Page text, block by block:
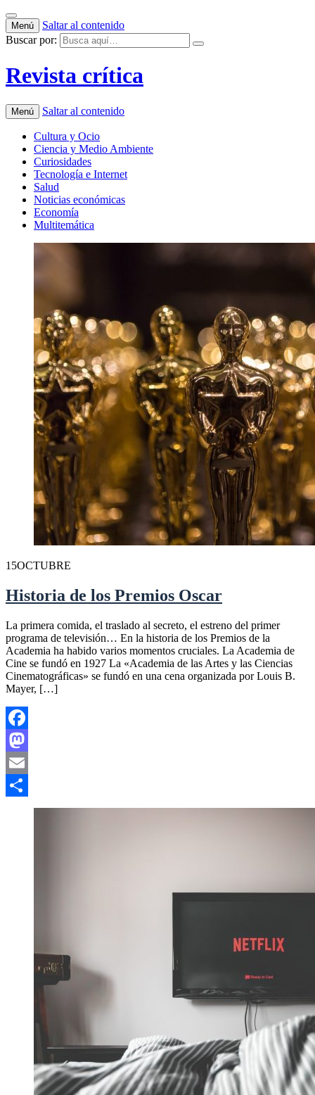
Menú
Saltar al contenido
Buscar por:
Revista crítica
Menú Saltar al contenido
Cultura y Ocio
Ciencia y Medio Ambiente
Curiosidades
Tecnología e Internet
Salud
Noticias económicas
Economía
Multitemática
15OCTUBRE
Historia de los Premios Oscar
La primera comida, el traslado al secreto, el estreno del primer
programa de televisión… En la historia de los Premios de la
Academia ha habido varios momentos cruciales. La Academia de
Cine se fundó en 1927 La «Academia de las Artes y las Ciencias
Cinematográficas» se fundó en una cena organizada por Louis B.
Mayer, […]
Facebook
Mastodon
Email
Compartir